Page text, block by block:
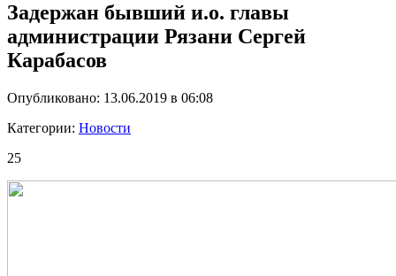
Задержан бывший и.о. главы
администрации Рязани Сергей
Карабасов
Опубликовано: 13.06.2019 в 06:08
Категории: Новости
25